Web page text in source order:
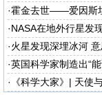
·霍金去世——爱因斯
·NASA在地外行星发
·火星发现深埋冰河
·英国科学家制造出“
·
《科学大家》| 天使